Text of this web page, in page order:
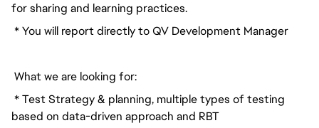
for sharing and learning practices.
* You will report directly to QV Development Manager
What we are looking for:
* Test Strategy & planning, multiple types of testing
based on data-driven approach and RBT